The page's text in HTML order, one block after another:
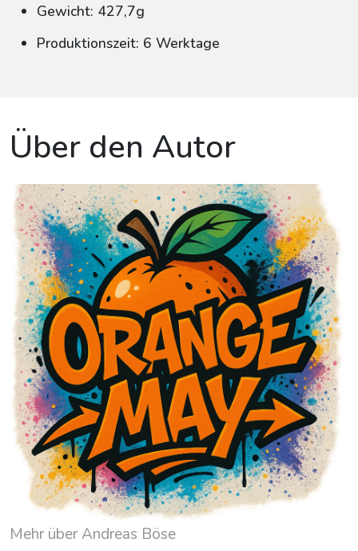
Gewicht: 427,7g
Produktionszeit: 6 Werktage
Über den Autor
Mehr über Andreas Böse